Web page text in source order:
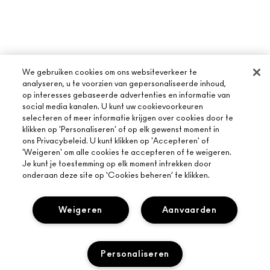
We gebruiken cookies om ons websiteverkeer te
analyseren, u te voorzien van gepersonaliseerde inhoud,
op interesses gebaseerde advertenties en informatie van
social media kanalen. U kunt uw cookievoorkeuren
selecteren of meer informatie krijgen over cookies door te
klikken op 'Personaliseren' of op elk gewenst moment in
ons Privacybeleid. U kunt klikken op 'Accepteren' of
'Weigeren' om alle cookies te accepteren of te weigeren.
Je kunt je toestemming op elk moment intrekken door
onderaan deze site op ‘Cookies beheren’ te klikken.
Aanvaarden
Weigeren
Personaliseren